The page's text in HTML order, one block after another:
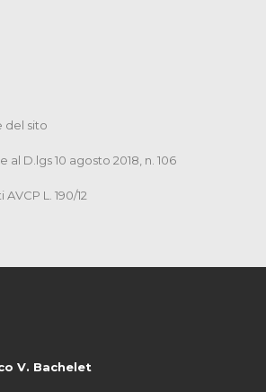
del sito
al D.lgs 10 agosto 2018, n. 106
L. 190/12
V. Bachelet